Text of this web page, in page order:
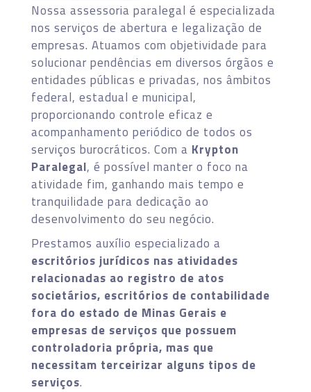
Nossa assessoria paralegal é especializada
nos serviços de abertura e legalização de
empresas. Atuamos com objetividade para
solucionar pendências em diversos órgãos e
entidades públicas e privadas, nos âmbitos
federal, estadual e municipal,
proporcionando controle eficaz e
acompanhamento periódico de todos os
serviços burocráticos. Com a Krypton
Paralegal, é possível manter o foco na
atividade fim, ganhando mais tempo e
tranquilidade para dedicação ao
desenvolvimento do seu negócio.
Prestamos auxílio especializado a
escritórios jurídicos nas atividades
relacionadas ao registro de atos
societários, escritórios de contabilidade
fora do estado de Minas Gerais e
empresas de serviços que possuem
controladoria própria, mas que
necessitam terceirizar alguns tipos de
serviços.